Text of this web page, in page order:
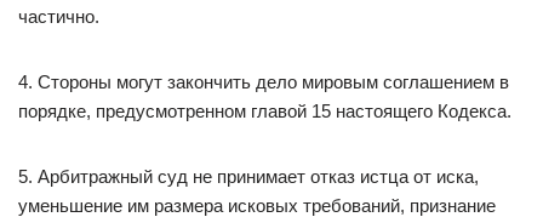
частично.
4. Стороны могут закончить дело мировым соглашением в
порядке, предусмотренном главой 15 настоящего Кодекса.
5. Арбитражный суд не принимает отказ истца от иска,
уменьшение им размера исковых требований, признание